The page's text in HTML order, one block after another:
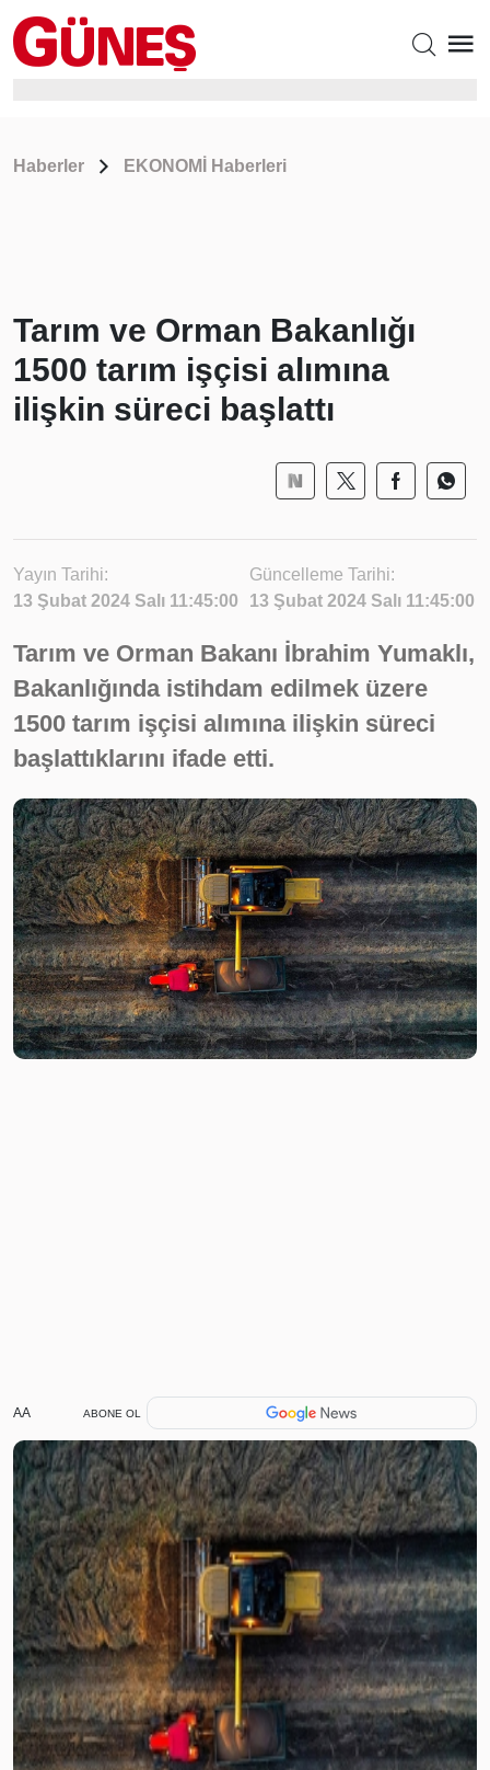
Haberler EKONOMİ Haberleri
Tarım ve Orman Bakanlığı
1500 tarım işçisi alımına
ilişkin süreci başlattı
Yayın Tarihi:
13 Şubat 2024 Salı 11:45:00
Güncelleme Tarihi:
13 Şubat 2024 Salı 11:45:00
Tarım ve Orman Bakanı İbrahim Yumaklı,
Bakanlığında istihdam edilmek üzere
1500 tarım işçisi alımına ilişkin süreci
başlattıklarını ifade etti.
AA ABONE OL